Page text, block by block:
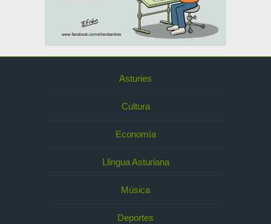
Asturies
Cultura
Economía
Llingua Asturiana
Música
Deportes